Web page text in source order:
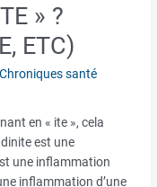
» ?
ETC)
Chroniques santé
en « ite », cela
est une
une inflammation
inflammation d’une